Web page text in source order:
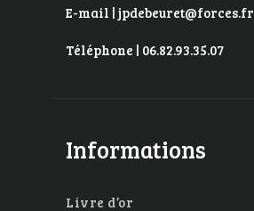
E-mail | jpdebeuret@forces.fr
Téléphone | 06.82.93.35.07
Informations
Livre d’or